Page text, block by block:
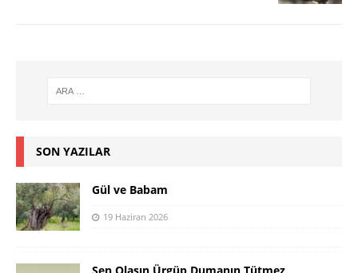
SON YAZILAR
Gül ve Babam
19 Haziran 2026